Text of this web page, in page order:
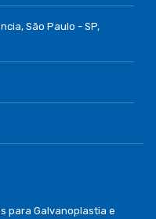
São Paulo - SP,
para Galvanoplastia e